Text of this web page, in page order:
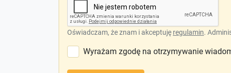
Oświadczam, że znam i akceptuję regulamin.
Wyrażam zgodę na otrzymywanie